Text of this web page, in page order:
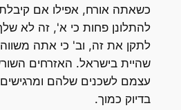
כשאתה אורח, אפילו אם קיבלת
להתלונן פחות כי א', זה לא שלך
לתקן את זה, וב' כי אתה
שהיית בישראל. האזרחים
עצמם לשכנים שלהם ומרגישים
בדיוק כמוך.